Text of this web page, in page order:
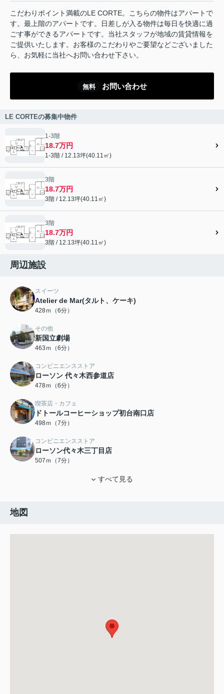
こだわりポイント満載のLE CORTE。こちらの物件はアパートで
す。最上階のアパートです。日差しが入る物件は毎日を快適に過
ごす事ができるアパートです。当社スタッフが地域の賃貸情報を
ご提供いたします。お客様のこだわりやご要望などございました
ら、お気軽に当社へお問い合わせ下さい。
無料 お問い合わせ
LE CORTEの募集中物件
1-3階
18.7万円
1-3階 / 12.13坪(40.11㎡)
3階
18.7万円
3階 / 12.13坪(40.11㎡)
3階
18.7万円
3階 / 12.13坪(40.11㎡)
周辺施設
スイーツ
Atelier de Mar(タルト、ケーキ)
428ｍ（6分）
その他
新国立劇場
463ｍ（6分）
コンビニエンスストア
ローソン 代々木西参道店
478ｍ（6分）
喫茶店・カフェ
ドトールコーヒーショップ初台南口店
498ｍ（7分）
コンビニエンスストア
ローソン代々木三丁目店
507ｍ（7分）
すべて見る
地図